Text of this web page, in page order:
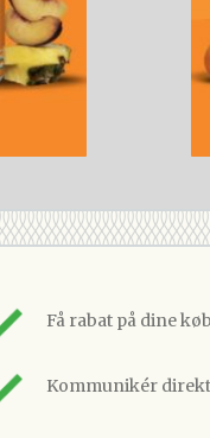
Få rabat på dine
Kommunikér